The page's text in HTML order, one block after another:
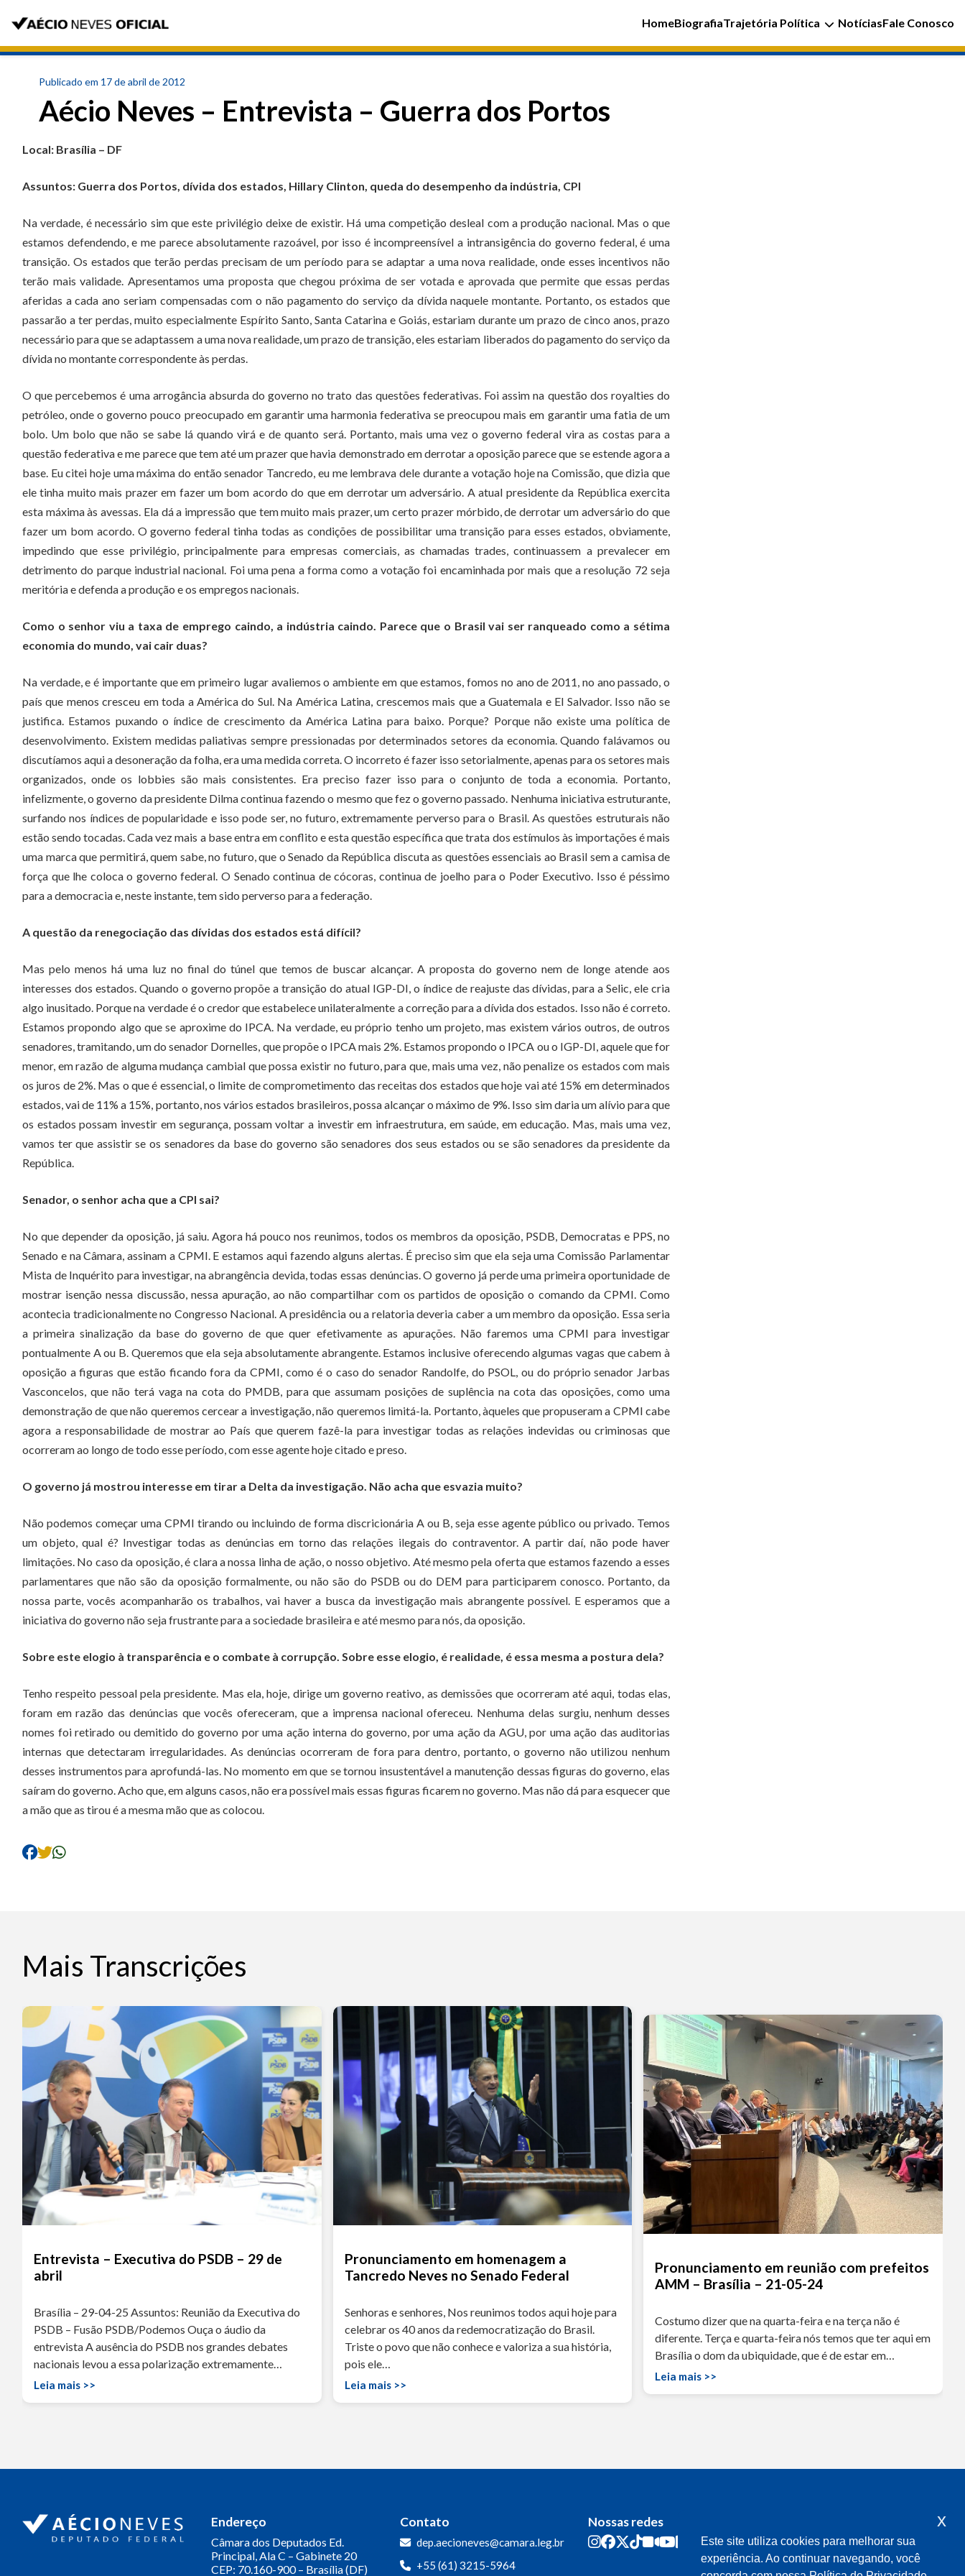
HomeBiografiaTrajetória Política NotíciasFale Conosco
Publicado em 17 de abril de 2012
Aécio Neves – Entrevista – Guerra dos Portos
Local: Brasília – DF
Assuntos: Guerra dos Portos, dívida dos estados, Hillary Clinton, queda do desempenho da indústria, CPI
Na verdade, é necessário sim que este privilégio deixe de existir. Há uma competição desleal com a produção nacional. Mas o que
estamos defendendo, e me parece absolutamente razoável, por isso é incompreensível a intransigência do governo federal, é uma
transição. Os estados que terão perdas precisam de um período para se adaptar a uma nova realidade, onde esses incentivos não
terão mais validade. Apresentamos uma proposta que chegou próxima de ser votada e aprovada que permite que essas perdas
aferidas a cada ano seriam compensadas com o não pagamento do serviço da dívida naquele montante. Portanto, os estados que
passarão a ter perdas, muito especialmente Espírito Santo, Santa Catarina e Goiás, estariam durante um prazo de cinco anos, prazo
necessário para que se adaptassem a uma nova realidade, um prazo de transição, eles estariam liberados do pagamento do serviço da
dívida no montante correspondente às perdas.
O que percebemos é uma arrogância absurda do governo no trato das questões federativas. Foi assim na questão dos royalties do
petróleo, onde o governo pouco preocupado em garantir uma harmonia federativa se preocupou mais em garantir uma fatia de um
bolo. Um bolo que não se sabe lá quando virá e de quanto será. Portanto, mais uma vez o governo federal vira as costas para a
questão federativa e me parece que tem até um prazer que havia demonstrado em derrotar a oposição parece que se estende agora a
base. Eu citei hoje uma máxima do então senador Tancredo, eu me lembrava dele durante a votação hoje na Comissão, que dizia que
ele tinha muito mais prazer em fazer um bom acordo do que em derrotar um adversário. A atual presidente da República exercita
esta máxima às avessas. Ela dá a impressão que tem muito mais prazer, um certo prazer mórbido, de derrotar um adversário do que
fazer um bom acordo. O governo federal tinha todas as condições de possibilitar uma transição para esses estados, obviamente,
impedindo que esse privilégio, principalmente para empresas comerciais, as chamadas trades, continuassem a prevalecer em
detrimento do parque industrial nacional. Foi uma pena a forma como a votação foi encaminhada por mais que a resolução 72 seja
meritória e defenda a produção e os empregos nacionais.
Como o senhor viu a taxa de emprego caindo, a indústria caindo. Parece que o Brasil vai ser ranqueado como a sétima
economia do mundo, vai cair duas?
Na verdade, e é importante que em primeiro lugar avaliemos o ambiente em que estamos, fomos no ano de 2011, no ano passado, o
país que menos cresceu em toda a América do Sul. Na América Latina, crescemos mais que a Guatemala e El Salvador. Isso não se
justifica. Estamos puxando o índice de crescimento da América Latina para baixo. Porque? Porque não existe uma política de
desenvolvimento. Existem medidas paliativas sempre pressionadas por determinados setores da economia. Quando falávamos ou
discutíamos aqui a desoneração da folha, era uma medida correta. O incorreto é fazer isso setorialmente, apenas para os setores mais
organizados, onde os lobbies são mais consistentes. Era preciso fazer isso para o conjunto de toda a economia. Portanto,
infelizmente, o governo da presidente Dilma continua fazendo o mesmo que fez o governo passado. Nenhuma iniciativa estruturante,
surfando nos índices de popularidade e isso pode ser, no futuro, extremamente perverso para o Brasil. As questões estruturais não
estão sendo tocadas. Cada vez mais a base entra em conflito e esta questão específica que trata dos estímulos às importações é mais
uma marca que permitirá, quem sabe, no futuro, que o Senado da República discuta as questões essenciais ao Brasil sem a camisa de
força que lhe coloca o governo federal. O Senado continua de cócoras, continua de joelho para o Poder Executivo. Isso é péssimo
para a democracia e, neste instante, tem sido perverso para a federação.
A questão da renegociação das dívidas dos estados está difícil?
Mas pelo menos há uma luz no final do túnel que temos de buscar alcançar. A proposta do governo nem de longe atende aos
interesses dos estados. Quando o governo propõe a transição do atual IGP-DI, o índice de reajuste das dívidas, para a Selic, ele cria
algo inusitado. Porque na verdade é o credor que estabelece unilateralmente a correção para a dívida dos estados. Isso não é correto.
Estamos propondo algo que se aproxime do IPCA. Na verdade, eu próprio tenho um projeto, mas existem vários outros, de outros
senadores, tramitando, um do senador Dornelles, que propõe o IPCA mais 2%. Estamos propondo o IPCA ou o IGP-DI, aquele que for
menor, em razão de alguma mudança cambial que possa existir no futuro, para que, mais uma vez, não penalize os estados com mais
os juros de 2%. Mas o que é essencial, o limite de comprometimento das receitas dos estados que hoje vai até 15% em determinados
estados, vai de 11% a 15%, portanto, nos vários estados brasileiros, possa alcançar o máximo de 9%. Isso sim daria um alívio para que
os estados possam investir em segurança, possam voltar a investir em infraestrutura, em saúde, em educação. Mas, mais uma vez,
vamos ter que assistir se os senadores da base do governo são senadores dos seus estados ou se são senadores da presidente da
República.
Senador, o senhor acha que a CPI sai?
No que depender da oposição, já saiu. Agora há pouco nos reunimos, todos os membros da oposição, PSDB, Democratas e PPS, no
Senado e na Câmara, assinam a CPMI. E estamos aqui fazendo alguns alertas. É preciso sim que ela seja uma Comissão Parlamentar
Mista de Inquérito para investigar, na abrangência devida, todas essas denúncias. O governo já perde uma primeira oportunidade de
mostrar isenção nessa discussão, nessa apuração, ao não compartilhar com os partidos de oposição o comando da CPMI. Como
acontecia tradicionalmente no Congresso Nacional. A presidência ou a relatoria deveria caber a um membro da oposição. Essa seria
a primeira sinalização da base do governo de que quer efetivamente as apurações. Não faremos uma CPMI para investigar
pontualmente A ou B. Queremos que ela seja absolutamente abrangente. Estamos inclusive oferecendo algumas vagas que cabem à
oposição a figuras que estão ficando fora da CPMI, como é o caso do senador Randolfe, do PSOL, ou do próprio senador Jarbas
Vasconcelos, que não terá vaga na cota do PMDB, para que assumam posições de suplência na cota das oposições, como uma
demonstração de que não queremos cercear a investigação, não queremos limitá-la. Portanto, àqueles que propuseram a CPMI cabe
agora a responsabilidade de mostrar ao País que querem fazê-la para investigar todas as relações indevidas ou criminosas que
ocorreram ao longo de todo esse período, com esse agente hoje citado e preso.
O governo já mostrou interesse em tirar a Delta da investigação. Não acha que esvazia muito?
Não podemos começar uma CPMI tirando ou incluindo de forma discricionária A ou B, seja esse agente público ou privado. Temos
um objeto, qual é? Investigar todas as denúncias em torno das relações ilegais do contraventor. A partir daí, não pode haver
limitações. No caso da oposição, é clara a nossa linha de ação, o nosso objetivo. Até mesmo pela oferta que estamos fazendo a esses
parlamentares que não são da oposição formalmente, ou não são do PSDB ou do DEM para participarem conosco. Portanto, da
nossa parte, vocês acompanharão os trabalhos, vai haver a busca da investigação mais abrangente possível. E esperamos que a
iniciativa do governo não seja frustrante para a sociedade brasileira e até mesmo para nós, da oposição.
Sobre este elogio à transparência e o combate à corrupção. Sobre esse elogio, é realidade, é essa mesma a postura dela?
Tenho respeito pessoal pela presidente. Mas ela, hoje, dirige um governo reativo, as demissões que ocorreram até aqui, todas elas,
foram em razão das denúncias que vocês ofereceram, que a imprensa nacional ofereceu. Nenhuma delas surgiu, nenhum desses
nomes foi retirado ou demitido do governo por uma ação interna do governo, por uma ação da AGU, por uma ação das auditorias
internas que detectaram irregularidades. As denúncias ocorreram de fora para dentro, portanto, o governo não utilizou nenhum
desses instrumentos para aprofundá-las. No momento em que se tornou insustentável a manutenção dessas figuras do governo, elas
saíram do governo. Acho que, em alguns casos, não era possível mais essas figuras ficarem no governo. Mas não dá para esquecer que
a mão que as tirou é a mesma mão que as colocou.
Mais Transcrições
Entrevista – Executiva do PSDB – 29 de
abril
Brasília – 29-04-25 Assuntos: Reunião da Executiva do
PSDB – Fusão PSDB/Podemos Ouça o áudio da
entrevista A ausência do PSDB nos grandes debates
nacionais levou a essa polarização extremamente…
Leia mais >>
Pronunciamento em homenagem a
Tancredo Neves no Senado Federal
Senhoras e senhores, Nos reunimos todos aqui hoje para
celebrar os 40 anos da redemocratização do Brasil.
Triste o povo que não conhece e valoriza a sua história,
pois ele…
Leia mais >>
Pronunciamento em reunião com prefeitos
AMM – Brasília – 21-05-24
Costumo dizer que na quarta-feira e na terça não é
diferente. Terça e quarta-feira nós temos que ter aqui em
Brasília o dom da ubiquidade, que é de estar em…
Leia mais >>
Endereço
Câmara dos Deputados Ed.
Principal, Ala C – Gabinete 20
CEP: 70.160-900 – Brasília (DF)
Contato
dep.aecioneves@camara.leg.br
+55 (61) 3215-5964
Nossas redes
Olá! Seja bem-vindo(a).
Ao clicar para iniciar o contato pelo WhatsApp, você
concorda que seus dados serão utilizados exclusivamente
para atendimento relacionado às demandas, sugestões ou
Este site utiliza cookies para melhorar sua
experiência. Ao continuar navegando, você
x